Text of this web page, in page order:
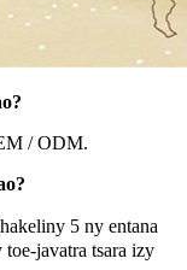
/ ODM.
5 ny entana
toe-javatra tsara izy